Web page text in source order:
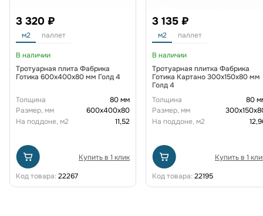
3 320 ₽
м2 паллет
В наличии
Тротуарная плита Фабрика
Готика 600х400х80 мм Голд 4
Толщина
80 мм
Размер, мм
600х400х80
На поддоне, м2
11,52
Купить в 1 клик
Код товара: 22267
3 135 ₽
м2 паллет
В наличии
Тротуарная плитка Фабрика
Готика Картано 300х150х80 мм
Голд 4
Толщина
80
Размер, мм
На поддоне, м2
Купить в 1
Код товара: 22195